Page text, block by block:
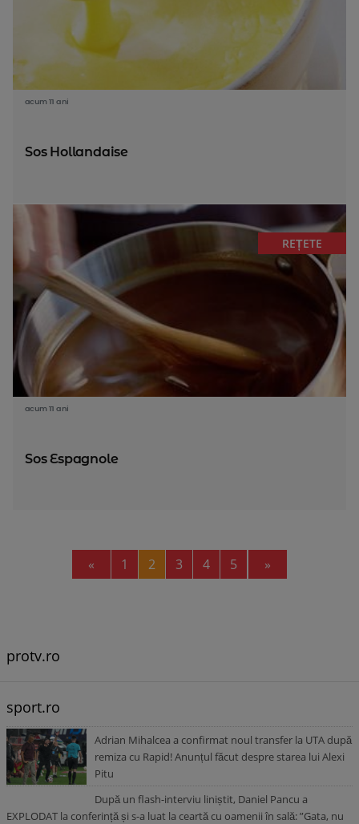
acum 11 ani
Sos Hollandaise
REȚETE
acum 11 ani
Sos Espagnole
« Previous
1 2 3 4 5 »
protv.ro
sport.ro
Adrian Mihalcea a confirmat noul transfer la UTA după
remiza cu Rapid! Anunțul făcut despre starea lui Alexi
Pitu
După un flash-interviu liniștit, Daniel Pancu a
EXPLODAT la conferință și s-a luat la ceartă cu oamenii în sală: ”Gata, nu